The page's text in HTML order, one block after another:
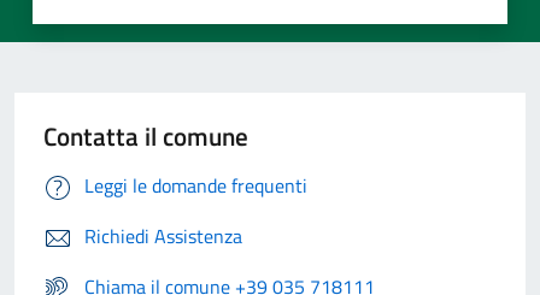
Contatta il comune
Leggi le domande frequenti
Richiedi Assistenza
Chiama il comune +39 035 718111